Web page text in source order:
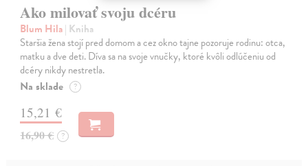
Ako milovať svoju dcéru
Blum Hila| Kniha
Staršia žena stojí pred domom a cez okno tajne pozoruje rodinu: otca,
matku a dve deti. Díva sa na svoje vnučky, ktoré kvôli odlúčeniu od
dcéry nikdy nestretla.
Na sklade ?
15,21 €
16,90 € ?